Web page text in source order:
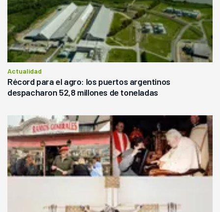
Actualidad
Récord para el agro: los puertos argentinos
despacharon 52,8 millones de toneladas